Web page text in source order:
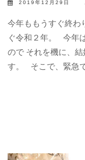
2019年12月29日
今年ももうすぐ終わ
ぐ令和２年。 今年
ので それを機に、
す。 そこで、緊急